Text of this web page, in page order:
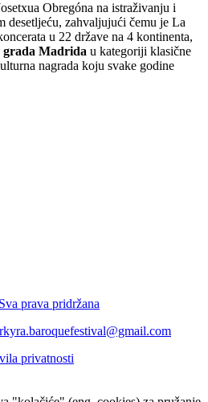
Obregóna na istraživanju i
desetljeću, zahvaljujući čemu je La
u 22 države na 4 kontinenta,
Madrida u kategoriji klasične
nagrada koju svake godine
prava pridržana
privatnosti